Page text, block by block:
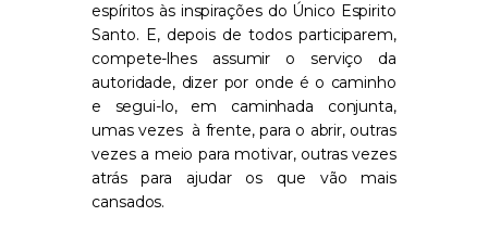
espíritos às inspirações do Único Espirito
Santo. E, depois de todos participarem,
compete-lhes assumir o serviço da
autoridade, dizer por onde é o caminho
e segui-lo, em caminhada conjunta,
umas vezes à frente, para o abrir, outras
vezes a meio para motivar, outras vezes
atrás para ajudar os que vão mais
cansados.